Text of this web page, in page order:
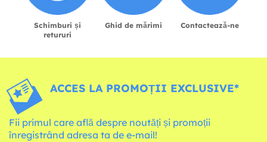
Schimburi și
retururi
Ghid de mărimi Contactează-ne
ACCES LA PROMOȚII EXCLUSIVE*
Fii primul care află despre noutăți și promoții
înregistrând adresa ta de e-mail!